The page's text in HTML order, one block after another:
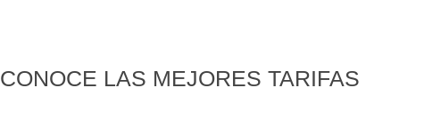
CONOCE LAS MEJORES TARIFAS